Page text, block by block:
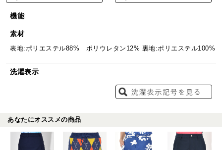
機能
素材
表地:ポリエステル88% ポリウレタン12% 裏地:ポリエステル100%
洗濯表示
あなたにオススメの商品